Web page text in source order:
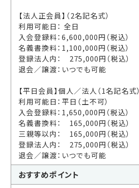
【法人正会員】（2名記名式）
利用可能日： 全日
入会登録料：6,600,000円（税込）
名義書換料：1,100,000円（税込）
登録法人内： 275,000円（税込）
退会／譲渡：いつでも可能
【平日会員】個人／法人（1名記名式）
利用可能日：平日（土不可）
入会登録料：1,650,000円（税込）
名義書換料： 165,000円（税込）
三親等以内： 165,000円（税込）
登録法人内： 275,000円（税込）
退会／譲渡：いつでも可能
おすすめポイント